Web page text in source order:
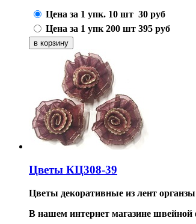
Цена за 1 упк. 10 шт 30 руб
Цена за 1 упк 200 шт 395 руб
Цветы КЦ308-39
Цветы декоративные из лент
В нашем интернет магазине